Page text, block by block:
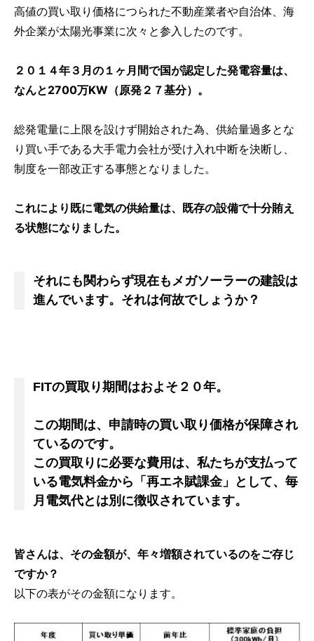
高値の買い取り価格につられた不動産業者や自治体、海
外企業が太陽光事業に次々と参入したのです。
２０１４年３月の１ヶ月間で国が認定した発電容量は、
なんと2700万KW（原発２７基分）。
総発電量に上限を設けず開始された為、供給量過多とな
り買い手である大手電力会社が受け入れ中断を決断し、
制度を一部改正する事態となりました。
これにより既に電気の供給量は、既存の設備で十分賄え
る状態になりました。
それにも関わらず現在もメガソーラーの建設は
進んでいます。それは何故でしょうか？
FITの買取り期間はおよそ２０年。
この期間は、申請時の買い取り価格が保障され
ているのです。
この買取りに必要な費用は、私たちが支払って
いる電気料金から「再エネ賦課金」として、毎
月電気代とは別に徴収されています。
皆さんは、その金額が、年々増額されているのをご存じ
ですか？
以下の表がその金額になります。